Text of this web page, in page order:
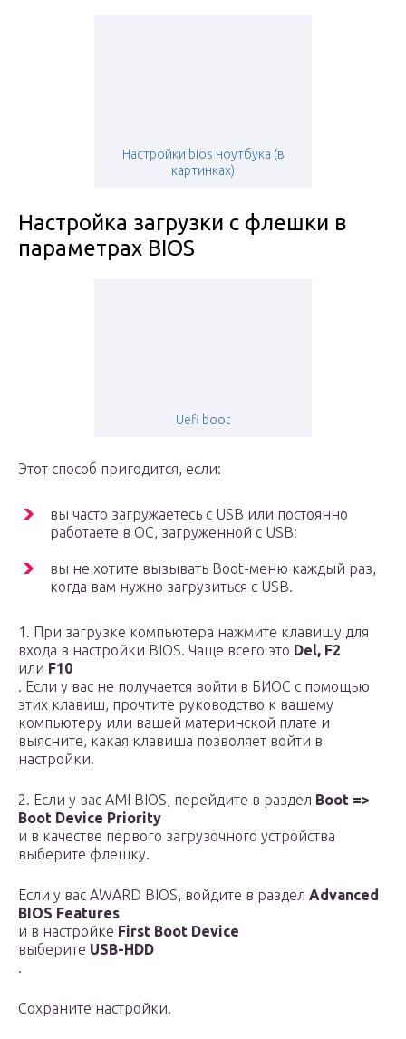
Настройки bios ноутбука (в
картинках)
Настройка загрузки с флешки в
параметрах BIOS
Uefi boot
Этот способ пригодится, если:
вы часто загружаетесь с USB или постоянно
работаете в ОС, загруженной с USB:
вы не хотите вызывать Boot-меню каждый раз,
когда вам нужно загрузиться с USB.
1. При загрузке компьютера нажмите клавишу для
входа в настройки BIOS. Чаще всего это Del, F2
или F10
. Если у вас не получается войти в БИОС с помощью
этих клавиш, прочтите руководство к вашему
компьютеру или вашей материнской плате и
выясните, какая клавиша позволяет войти в
настройки.
2. Если у вас AMI BIOS, перейдите в раздел Boot =>
Boot Device Priority
и в качестве первого загрузочного устройства
выберите флешку.
Если у вас AWARD BIOS, войдите в раздел Advanced
BIOS Features
и в настройке First Boot Device
выберите USB-HDD
.
Сохраните настройки.